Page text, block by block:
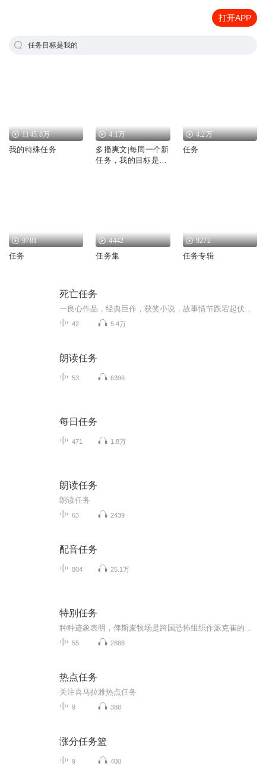
打开APP
任务目标是我的
1145.8万
我的特殊任务
4.1万
多播爽文|每周一个新
任务，我的目标是首
4.2万
任务
9781
任务
4442
任务集
9272
任务专辑
死亡任务
42 5.4万
朗读任务
53 6396
每日任务
471 1.8万
朗读任务
朗读任务
63 2439
配音任务
804 25.1万
特别任务
55 2888
热点任务
关注喜马拉雅热点任务
9 388
涨分任务篮
9 400